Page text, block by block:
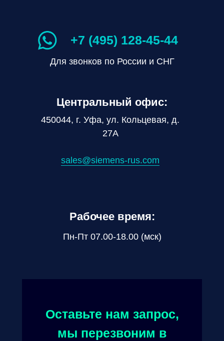
Оставьте нам запрос,
мы перезвоним в
Для звонков по России и СНГ
+7 (495) 128-45-44
450044, г. Уфа, ул. Кольцевая, д.
27А
sales@siemens-rus.com
Центральный офис:
Пн-Пт 07.00-18.00 (мск)
Рабочее время: